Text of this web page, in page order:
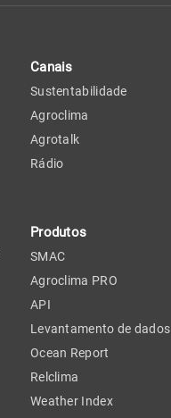
Canais
Sustentabilidade
Agroclima
Agrotalk
Rádio
Produtos
SMAC
Agroclima PRO
API
Levantamento de dados
Ocean Report
Relclima
Weather Index